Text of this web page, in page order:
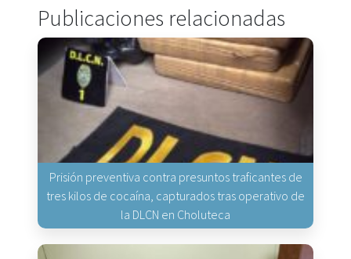
Publicaciones relacionadas
Prisión preventiva contra presuntos traficantes de
tres kilos de cocaína, capturados tras operativo de
la DLCN en Choluteca